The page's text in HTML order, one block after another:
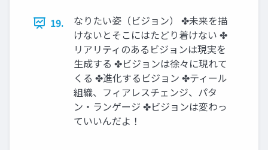
19.
なりたい姿（ビジョン） ✤未来を描
けないとそこにはたどり着けない ✤
リアリティのあるビジョンは現実を
生成する ✤ビジョンは徐々に現れて
くる ✤進化するビジョン ✤ティール
組織、フィアレスチェンジ、パタ
ン・ランゲージ ✤ビジョンは変わっ
ていいんだよ！